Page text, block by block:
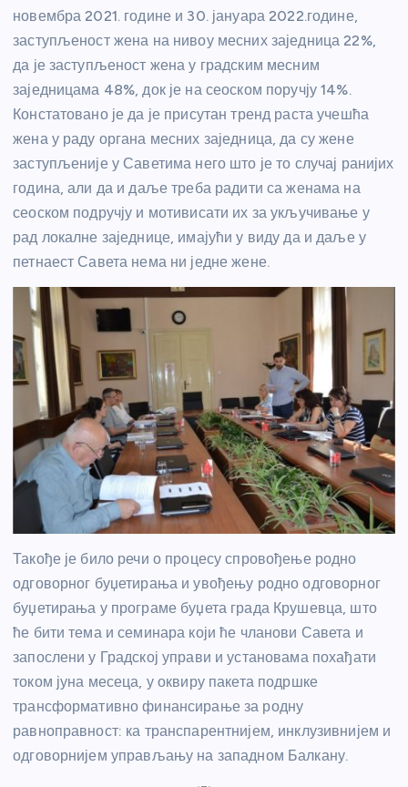
новембра 2021. године и 30. јануара 2022.године,
заступљеност жена на нивоу месних заједница 22%,
да је заступљеност жена у градским месним
заједницама 48%, док је на сеоском поручју 14%.
Констатовано је да је присутан тренд раста учешћа
жена у раду органа месних заједница, да су жене
заступљеније у Саветима него што је то случај ранијих
година, али да и даље треба радити са женама на
сеоском подручју и мотивисати их за укључивање у
рад локалне заједнице, имајући у виду да и даље у
петнаест Савета нема ни једне жене.
Такође је било речи о процесу спровођење родно
одговорног буџетирања и увођењу родно одговорног
буџетирања у програме буџета града Крушевца, што
ће бити тема и семинара који ће чланови Савета и
запослени у Градској управи и установама похађати
током јуна месеца, у оквиру пакета подршке
трансформативно финансирање за родну
равноправност: ка транспарентнијем, инклузивнијем и
одговорнијем управљању на западном Балкану.